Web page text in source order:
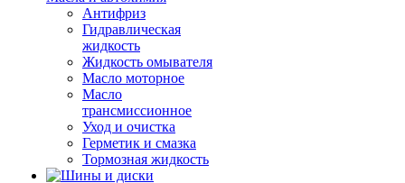
Антифриз
Гидравлическая
жидкость
Жидкость омывателя
Масло моторное
Масло
трансмиссионное
Уход и очистка
Герметик и смазка
Тормозная жидкость